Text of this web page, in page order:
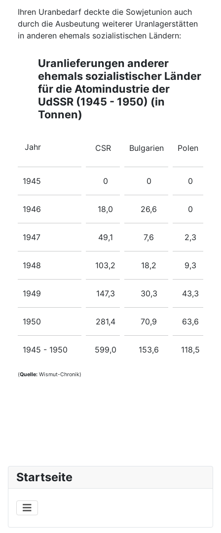
Ihren Uranbedarf deckte die Sowjetunion auch
durch die Ausbeutung weiterer Uranlagerstätten
in anderen ehemals sozialistischen Ländern:
Uranlieferungen anderer
ehemals sozialistischer Länder
für die Atomindustrie der
UdSSR (1945 - 1950) (in
Tonnen)
Jahr CSR Bulgarien Polen
1945 0 0 0
1946 18,0 26,6 0
1947 49,1 7,6 2,3
1948 103,2 18,2 9,3
1949 147,3 30,3 43,3
1950 281,4 70,9 63,6
1945 - 1950 599,0 153,6 118,5
(Quelle: Wismut-Chronik)
Startseite